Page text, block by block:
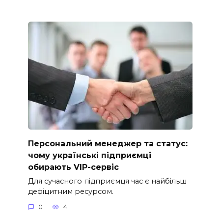
Персональний менеджер та статус:
чому українські підприємці
обирають VIP-сервіс
Для сучасного підприємця час є найбільш
дефіцитним ресурсом.
0 4